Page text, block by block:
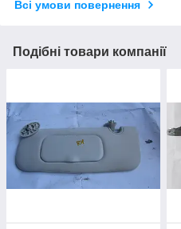
Всі умови повернення
Подібні товари компанії